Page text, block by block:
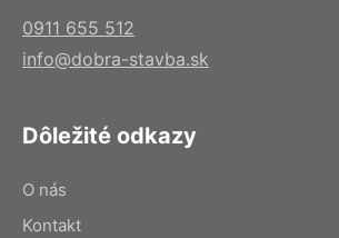
0911 655 512
info@dobra-stavba.sk
Dôležité odkazy
O nás
Kontakt